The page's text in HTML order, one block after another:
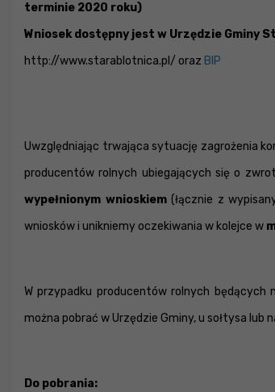
terminie 2020 roku)
Wniosek dostępny jest w Urzędzie Gminy
http://www.starablotnica.pl/ oraz BIP
Uwzględniając trwająca sytuację zagrożenia
producentów rolnych ubiegających się o
wypełnionym wnioskiem(łącznie z
wniosków i unikniemy oczekiwania w kolejce w
W przypadku producentów rolnych będących
można pobrać w Urzędzie Gminy, u sołtysa
Do pobrania: